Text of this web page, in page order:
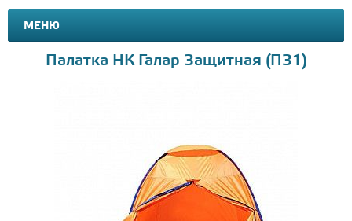
МЕНЮ
МАШИНКИ И МОТОЦИКЛЫ
Палатка НК Галар Защитная (ПЗ1)